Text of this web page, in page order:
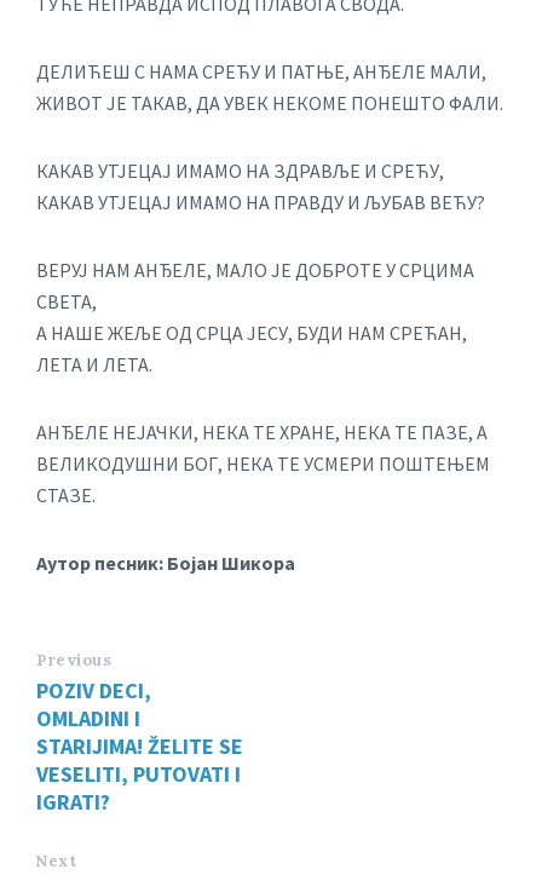
ДЕЛИЋЕШ С НАМА СРЕЋУ И ПАТЊЕ, АНЂЕЛЕ МАЛИ,
ЖИВОТ ЈЕ ТАКАВ, ДА УВЕК НЕКОМЕ ПОНЕШТО ФАЛИ.
КАКАВ УТЈЕЦАЈ ИМАМО НА ЗДРАВЉЕ И СРЕЋУ,
КАКАВ УТЈЕЦАЈ ИМАМО НА ПРАВДУ И ЉУБАВ ВЕЋУ?
ВЕРУЈ НАМ АНЂЕЛЕ, МАЛО ЈЕ ДОБРОТЕ У СРЦИМА
СВЕТА,
А НАШЕ ЖЕЉЕ ОД СРЦА ЈЕСУ, БУДИ НАМ СРЕЋАН,
ЛЕТА И ЛЕТА.
АНЂЕЛЕ НЕЈАЧКИ, НЕКА ТЕ ХРАНЕ, НЕКА ТЕ ПАЗЕ, А
ВЕЛИКОДУШНИ БОГ, НЕКА ТЕ УСМЕРИ ПОШТЕЊЕМ
СТАЗЕ.
Аутор песник: Бојан Шикора
Previous
POZIV DECI,
OMLADINI I
STARIJIMA! ŽELITE SE
VESELITI, PUTOVATI I
IGRATI?
Next